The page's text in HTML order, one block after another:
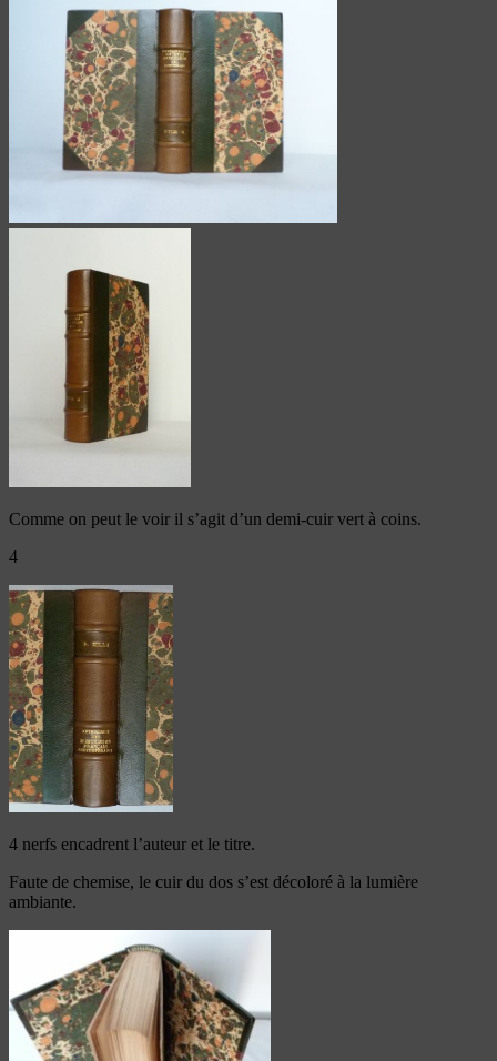
Comme on peut le voir il s’agit d’un demi-cuir vert à coins.
4
4 nerfs encadrent l’auteur et le titre.
Faute de chemise, le cuir du dos s’est décoloré à la lumière
ambiante.